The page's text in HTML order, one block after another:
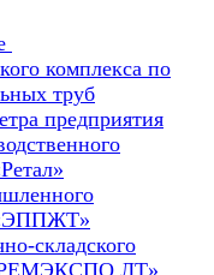
комплекса по
труб
предприятия
складского
ЛТ»